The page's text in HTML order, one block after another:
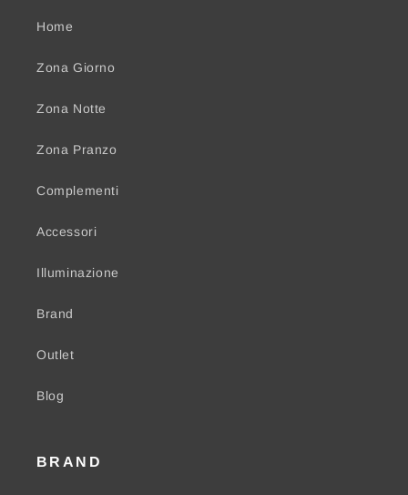
Home
Zona Giorno
Zona Notte
Zona Pranzo
Complementi
Accessori
Illuminazione
Brand
Outlet
Blog
BRAND